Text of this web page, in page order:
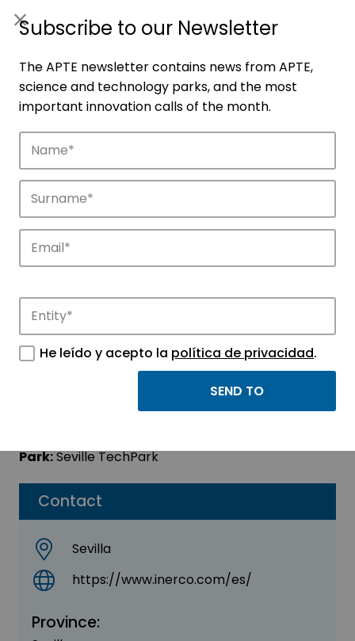
Companies
Discover the companies that drive
Contact
Sevilla
https://www.inerco.com/es/
Province:
Inerco Biogas SL
Park:Seville TechPark
Subscribe to our Newsletter
The APTE newsletter contains news from APTE,
science and technology parks, and the most
important innovation calls of the month.
He leído y acepto la política de privacidad.